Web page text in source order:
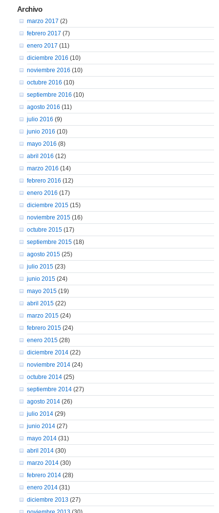
Archivo
marzo 2017 (2)
febrero 2017 (7)
enero 2017 (11)
diciembre 2016 (10)
noviembre 2016 (10)
octubre 2016 (10)
septiembre 2016 (10)
agosto 2016 (11)
julio 2016 (9)
junio 2016 (10)
mayo 2016 (8)
abril 2016 (12)
marzo 2016 (14)
febrero 2016 (12)
enero 2016 (17)
diciembre 2015(15)
noviembre 2015(16)
octubre 2015(17)
septiembre 2015(18)
agosto 2015(25)
julio 2015(23)
junio 2015(24)
mayo 2015(19)
abril 2015(22)
marzo 2015(24)
febrero 2015(24)
enero 2015(28)
diciembre 2014(22)
noviembre 2014(24)
octubre 2014(25)
septiembre 2014(27)
agosto 2014(26)
julio 2014(29)
junio 2014(27)
mayo 2014(31)
abril 2014(30)
marzo 2014(30)
febrero 2014(28)
enero 2014(31)
diciembre 2013(27)